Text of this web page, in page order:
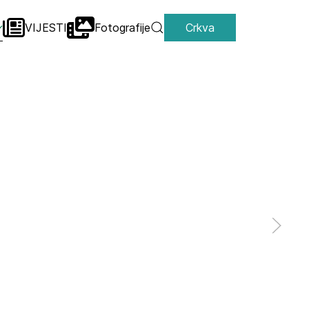
VIJESTI Fotografije Crkva